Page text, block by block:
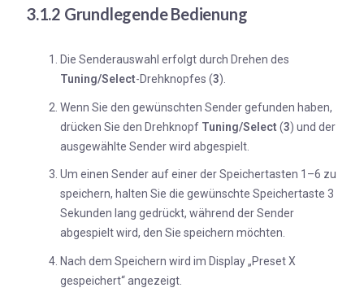
3.1.2 Grundlegende Bedienung
Die Senderauswahl erfolgt durch Drehen des
Tuning/Select-Drehknopfes (3).
Wenn Sie den gewünschten Sender gefunden haben,
drücken Sie den Drehknopf Tuning/Select (3) und der
ausgewählte Sender wird abgespielt.
Um einen Sender auf einer der Speichertasten 1–6 zu
speichern, halten Sie die gewünschte Speichertaste 3
Sekunden lang gedrückt, während der Sender
abgespielt wird, den Sie speichern möchten.
Nach dem Speichern wird im Display „Preset X
gespeichert“ angezeigt.